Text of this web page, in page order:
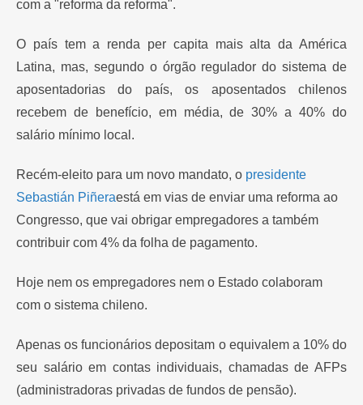
com a "reforma da reforma".
O país tem a renda per capita mais alta da América
Latina, mas, segundo o órgão regulador do sistema de
aposentadorias do país, os aposentados chilenos
recebem de benefício, em média, de 30% a 40% do
salário mínimo local.
Recém-eleito para um novo mandato, o presidente
Sebastián Piñeraestá em vias de enviar uma reforma ao
Congresso, que vai obrigar empregadores a também
contribuir com 4% da folha de pagamento.
Hoje nem os empregadores nem o Estado colaboram
com o sistema chileno.
Apenas os funcionários depositam o equivalem a 10% do
seu salário em contas individuais, chamadas de AFPs
(administradoras privadas de fundos de pensão).